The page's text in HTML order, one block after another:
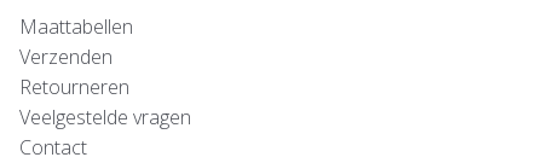
Maattabellen
Verzenden
Retourneren
Veelgestelde vragen
Contact